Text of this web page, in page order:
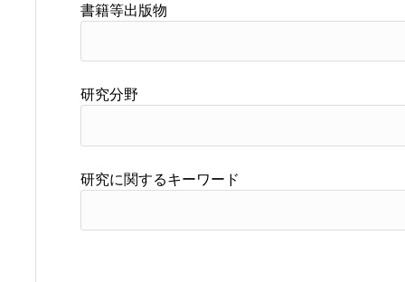
書籍等出版物
研究分野
研究に関するキーワード